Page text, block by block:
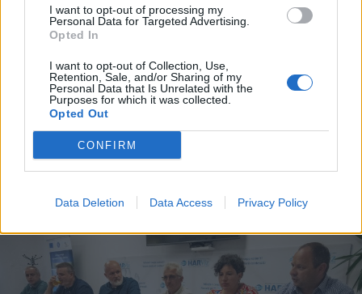
I want to opt-out of processing my
Personal Data for Targeted Advertising.
Opted In
I want to opt-out of Collection, Use,
Retention, Sale, and/or Sharing of my
Personal Data that Is Unrelated with the
Purposes for which it was collected.
Opted Out
CONFIRM
Data Deletion Data Access Privacy Policy
2026. augusztus 10., hétfő
bevásárlóközpont környékén:
értékbecslés alapján kártalanítanak